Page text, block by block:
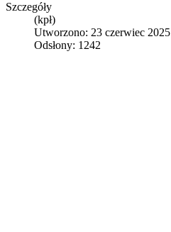
Szczegóły
(kpł)
Utworzono: 23 czerwiec 2025
Odsłony: 1242